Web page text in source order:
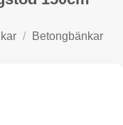
/ Betongbänkar